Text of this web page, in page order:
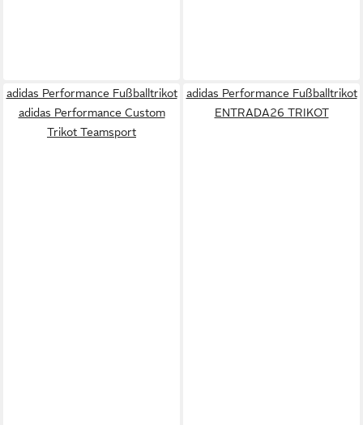
adidas Performance Fußballtrikot
adidas Performance Custom
Trikot Teamsport
adidas Performance Fußballtrikot
ENTRADA26 TRIKOT